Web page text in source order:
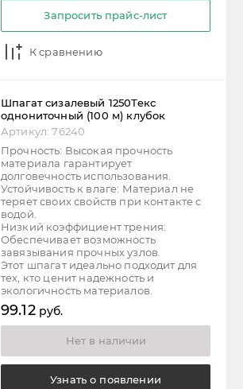
Запросить прайс-лист
К сравнению
Шпагат сизалевый 1250Текс
однониточный (100 м) клубок
Артикул: 76240
Прочность: Высокая прочность
материала гарантирует
долговечность использования.
Устойчивость к влаге: Материал не
теряет своих свойств при контакте с
водой.
Низкий коэффициент трения:
Обеспечивает возможность
завязывания прочных узлов.
Этот шпагат идеально подходит для
тех, кто ценит надежность и
экологичность материалов.
99.12 руб.
Нет в наличии
Узнать о появлении